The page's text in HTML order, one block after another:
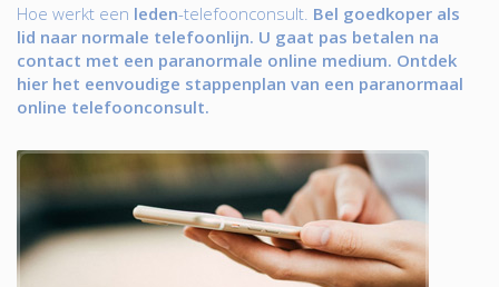
Hoe werkt een leden-telefoonconsult. Bel goedkoper als
lid naar normale telefoonlijn. U gaat pas betalen na
contact met een paranormale online medium. Ontdek
hier het eenvoudige stappenplan van een paranormaal
online telefoonconsult.